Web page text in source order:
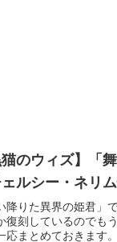
猫のウィズ】「
ルシー・ネリ
降りた異界の姫君」
復刻しているのでも
応まとめておきます